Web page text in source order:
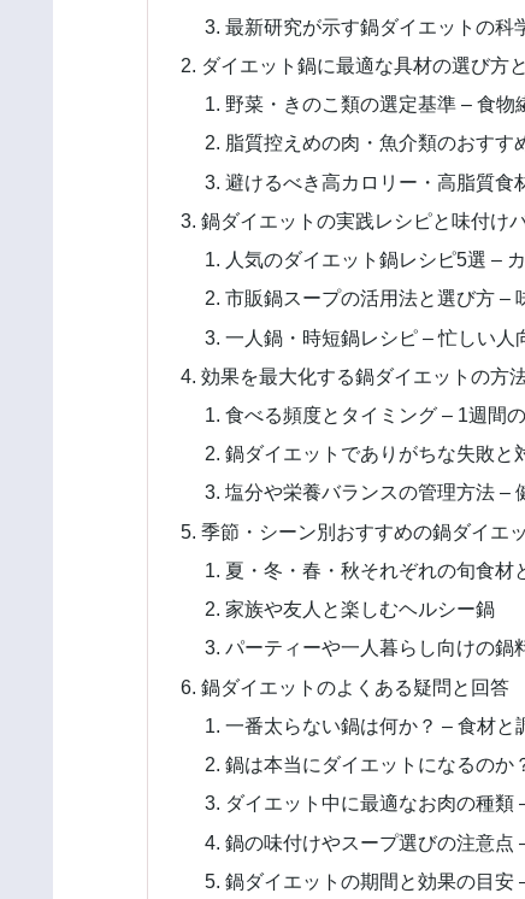
最新研究が示す鍋ダイエットの科
ダイエット鍋に最適な具材の選び方
野菜・きのこ類の選定基準 – 食
脂質控えめの肉・魚介類のおすす
避けるべき高カロリー・高脂質食
鍋ダイエットの実践レシピと味付け
人気のダイエット鍋レシピ5選 –
市販鍋スープの活用法と選び方 –
一人鍋・時短鍋レシピ – 忙しい
効果を最大化する鍋ダイエットの方
食べる頻度とタイミング – 1週間
鍋ダイエットでありがちな失敗と
塩分や栄養バランスの管理方法 –
季節・シーン別おすすめの鍋ダイエ
夏・冬・春・秋それぞれの旬食材
家族や友人と楽しむヘルシー鍋
パーティーや一人暮らし向けの鍋
鍋ダイエットのよくある疑問と回答
一番太らない鍋は何か？ – 食材と
鍋は本当にダイエットになるのか
ダイエット中に最適なお肉の種類
鍋の味付けやスープ選びの注意点
鍋ダイエットの期間と効果の目安